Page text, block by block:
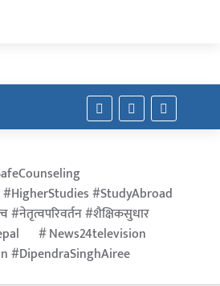
#StudyAbroad
#नेतृत्वपरिवर्तन #शैक्षिकसुधार
News24television
#DipendraSinghAiree